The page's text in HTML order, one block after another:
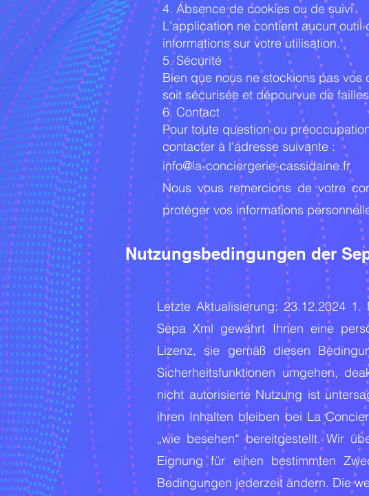
4. Absence de cookies ou de suivi
L'application ne contient aucun
informations sur votre utilisation.
5. Sécurité
Bien que nous ne stockions pas
soit sécurisée et dépourvue de
6. Contact
Pour toute question ou
contacter à l'adresse suivante :
info@la-conciergerie-cassidaine.fr
Nous vous remercions de votre
protéger vos informations
Nutzungsbedingungen der
Letzte Aktualisierung: 23.12.2024
Sepa Xml gewährt Ihnen eine
Lizenz, sie gemäß diesen
Sicherheitsfunktionen umgehen,
nicht autorisierte Nutzung ist
ihren Inhalten bleiben bei La
„wie besehen“ bereitgestellt. Wir
Eignung für einen bestimmten
Bedingungen jederzeit ändern. Die